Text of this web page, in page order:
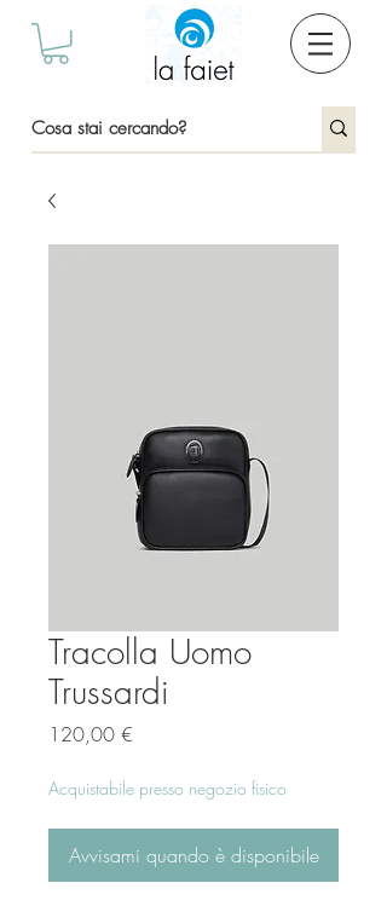
Tracolla Uomo
Trussardi
120,00 €
Acquistabile presso negozio fisico
Avvisami quando è disponibile